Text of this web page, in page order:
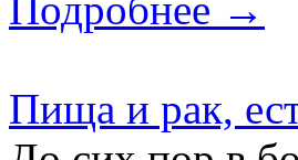
Пища и рак,